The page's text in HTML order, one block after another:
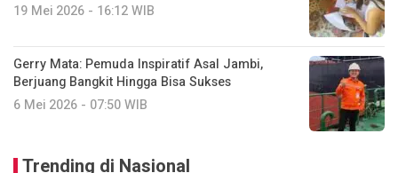
19 Mei 2026 - 16:12 WIB
Gerry Mata: Pemuda Inspiratif Asal Jambi,
Berjuang Bangkit Hingga Bisa Sukses
6 Mei 2026 - 07:50 WIB
Trending di Nasional